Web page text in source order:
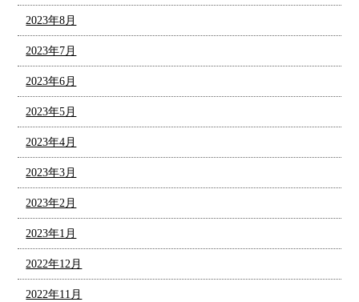
2023年8月
2023年7月
2023年6月
2023年5月
2023年4月
2023年3月
2023年2月
2023年1月
2022年12月
2022年11月